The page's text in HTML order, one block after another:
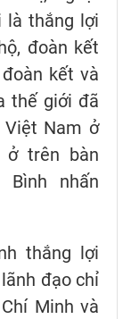
là thắng lợi
đoàn kết
kết và
thế giới đã
Nam ở
ở trên bàn
Bình nhấn
thắng lợi
đạo chỉ
Minh và